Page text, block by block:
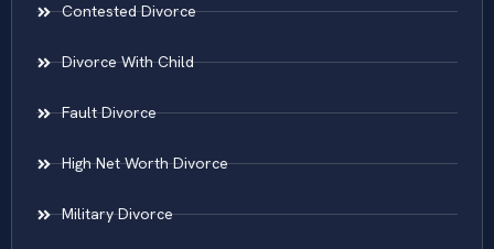
Contested Divorce
Divorce With Child
Fault Divorce
High Net Worth Divorce
Military Divorce